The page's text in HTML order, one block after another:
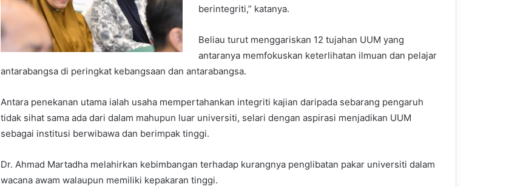
berintegriti,” katanya.
Beliau turut menggariskan 12 tujahan UUM yang
antaranya memfokuskan keterlihatan ilmuan dan pelajar
antarabangsa di peringkat kebangsaan dan antarabangsa.
Antara penekanan utama ialah usaha mempertahankan integriti kajian daripada sebarang pengaruh
tidak sihat sama ada dari dalam mahupun luar universiti, selari dengan aspirasi menjadikan UUM
sebagai institusi berwibawa dan berimpak tinggi.
Dr. Ahmad Martadha melahirkan kebimbangan terhadap kurangnya penglibatan pakar universiti dalam
wacana awam walaupun memiliki kepakaran tinggi.